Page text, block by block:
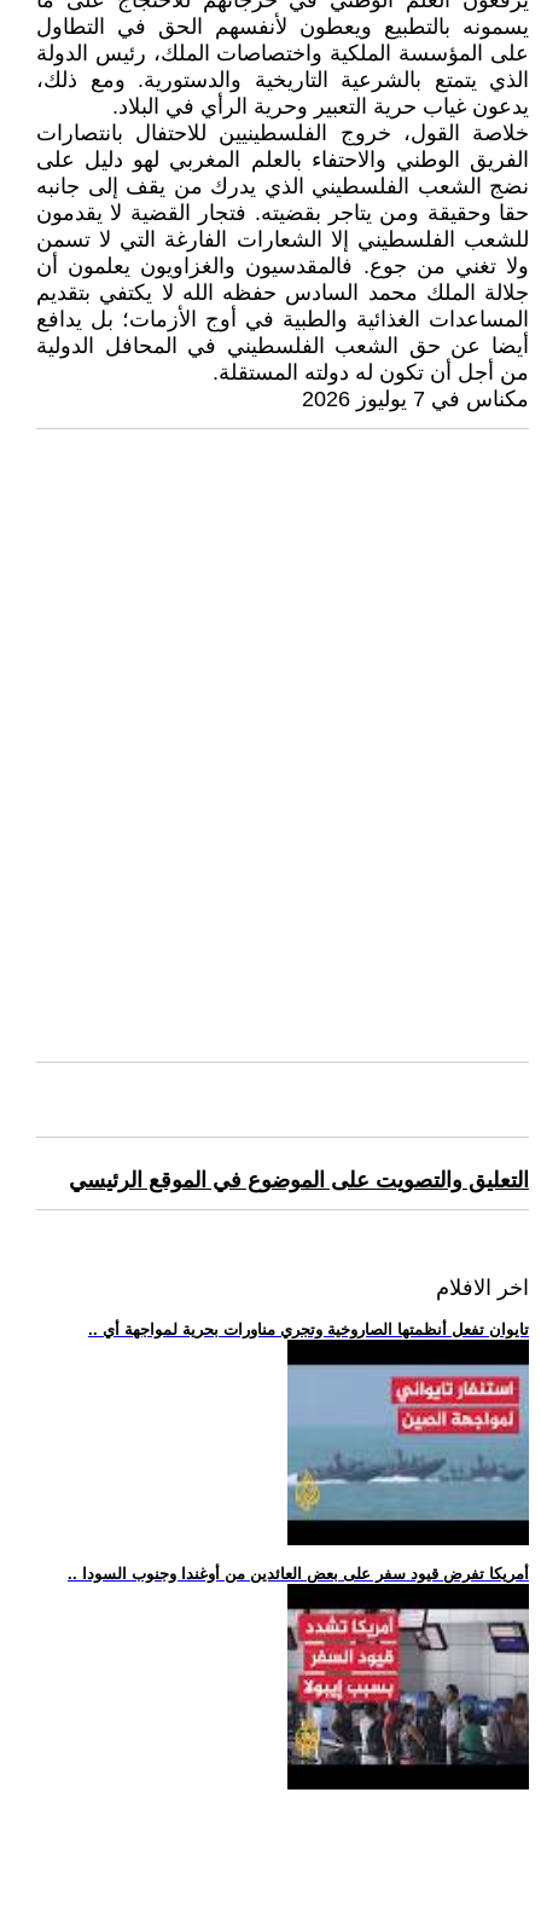
يسمونه بالتطبيع ويعطون لأنفسهم الحق في التطاول
على المؤسسة الملكية واختصاصات الملك، رئيس الدولة
الذي يتمتع بالشرعية التاريخية والدستورية. ومع ذلك،
يدعون غياب حرية التعبير وحرية الرأي في البلاد.
خلاصة القول، خروج الفلسطينيين للاحتفال بانتصارات
الفريق الوطني والاحتفاء بالعلم المغربي لهو دليل على
نضج الشعب الفلسطيني الذي يدرك من يقف إلى جانبه
حقا وحقيقة ومن يتاجر بقضيته. فتجار القضية لا يقدمون
للشعب الفلسطيني إلا الشعارات الفارغة التي لا تسمن
ولا تغني من جوع. فالمقدسيون والغزاويون يعلمون أن
جلالة الملك محمد السادس حفظه الله لا يكتفي بتقديم
المساعدات الغذائية والطبية في أوج الأزمات؛ بل يدافع
أيضا عن حق الشعب الفلسطيني في المحافل الدولية
من أجل أن تكون له دولته المستقلة.
مكناس في 7 يوليوز 2026
التعليق والتصويت على الموضوع في الموقع الرئيسي
اخر الافلام
.. تايوان تفعل أنظمتها الصاروخية وتجري مناورات بحرية لمواجهة أي
.. أمريكا تفرض قيود سفر على بعض العائدين من أوغندا وجنوب السودا